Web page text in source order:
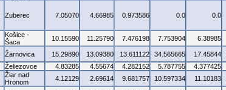
Zuberec 7.05070 4.66985 0.973586 0.0 0.0
Košice -
Šaca
10.15590 11.25790 7.476198 7.753904 6.38985
Žarnovica 15.29890 13.09380 13.611122 34.565665 17.45844
Želiezovce 4.83285 4.55674 4.282152 5.787755 4.377425
Žiar nad
Hronom
4.12129 2.69614 9.681757 10.597334 11.10183